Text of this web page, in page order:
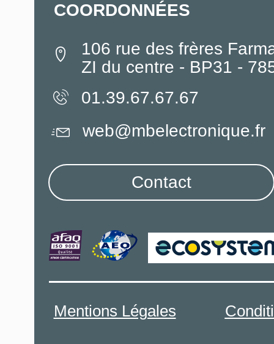
COORDONNÉES
106 rue des frères
ZI du centre - BP31 -
01.39.67.67.67
Mentions Légales
web@mbelectronique.fr
Contact